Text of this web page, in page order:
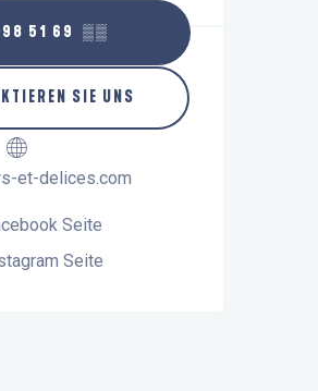
51 69 ▒▒
SIE UNS
et-delices.com
Seite
Seite